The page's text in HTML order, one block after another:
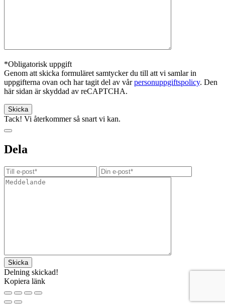
*Obligatorisk uppgift
Genom att skicka formuläret samtycker du till att vi samlar in
uppgifterna ovan och har tagit del av vårpersonuppgiftspolicy. Den
här sidan är skyddad av reCAPTCHA.
Tack! Vi återkommer så snart vi kan.
Dela
Delning skickad!
Kopiera länk